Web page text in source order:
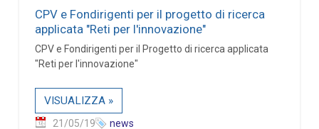
CPV e Fondirigenti per il progetto di ricerca
applicata "Reti per l'innovazione"
CPV e Fondirigenti per il Progetto di ricerca applicata
"Reti per l'innovazione"
VISUALIZZA »
21/05/19 news